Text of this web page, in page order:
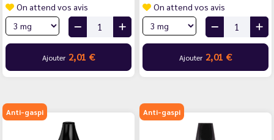
On attend vos avis
Ajouter 2,01 €
On attend vos avis
Ajouter 2,01 €
Anti-gaspi Anti-gaspi